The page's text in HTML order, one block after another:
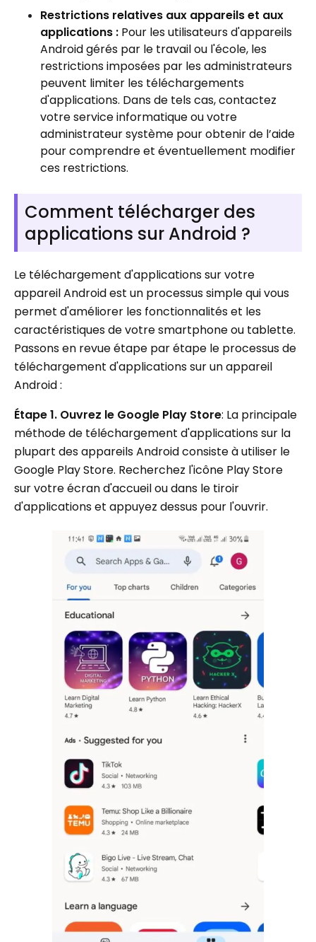
Restrictions relatives aux appareils et aux
applications : Pour les utilisateurs d'appareils
Android gérés par le travail ou l'école, les
restrictions imposées par les administrateurs
peuvent limiter les téléchargements
d'applications. Dans de tels cas, contactez
votre service informatique ou votre
administrateur système pour obtenir de l’aide
pour comprendre et éventuellement modifier
ces restrictions.
Comment télécharger des
applications sur Android ?
Le téléchargement d'applications sur votre
appareil Android est un processus simple qui vous
permet d'améliorer les fonctionnalités et les
caractéristiques de votre smartphone ou tablette.
Passons en revue étape par étape le processus de
téléchargement d'applications sur un appareil
Android :
Étape 1. Ouvrez le Google Play Store: La principale
méthode de téléchargement d'applications sur la
plupart des appareils Android consiste à utiliser le
Google Play Store. Recherchez l'icône Play Store
sur votre écran d'accueil ou dans le tiroir
d'applications et appuyez dessus pour l'ouvrir.